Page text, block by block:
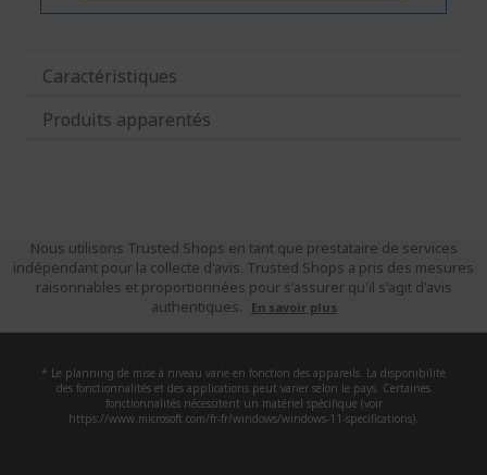
Caractéristiques
Produits apparentés
Nous utilisons Trusted Shops en tant que prestataire de services
indépendant pour la collecte d'avis. Trusted Shops a pris des mesures
raisonnables et proportionnées pour s'assurer qu'il s'agit d'avis
authentiques.
En savoir plus
* Le planning de mise à niveau varie en fonction des appareils. La disponibilité
des fonctionnalités et des applications peut varier selon le pays. Certaines
fonctionnalités nécessitent un matériel spécifique (voir
https://www.microsoft.com/fr-fr/windows/windows-11-specifications).